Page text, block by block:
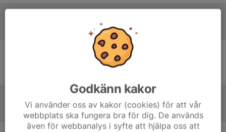
Ingen uppställning ifylld
Referat
Godkänn kakor
Vi använder oss av kakor (cookies) för att vår
webbplats ska fungera bra för dig. De används
även för webbanalys i syfte att hjälpa oss att